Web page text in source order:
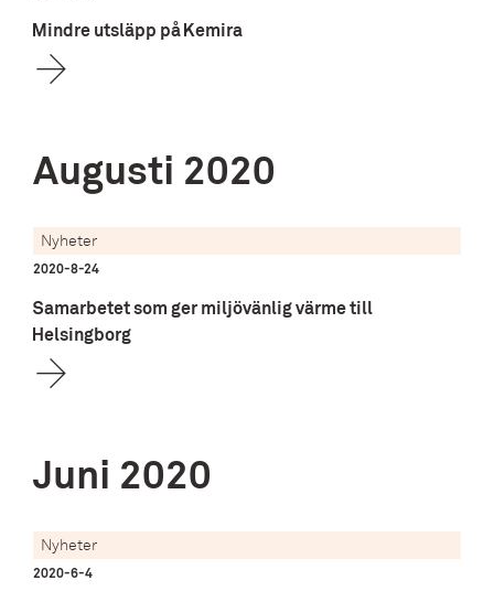
Mindre utsläpp på Kemira
Augusti 2020
Nyheter
2020-8-24
Samarbetet som ger miljövänlig värme till
Helsingborg
Juni 2020
Nyheter
2020-6-4